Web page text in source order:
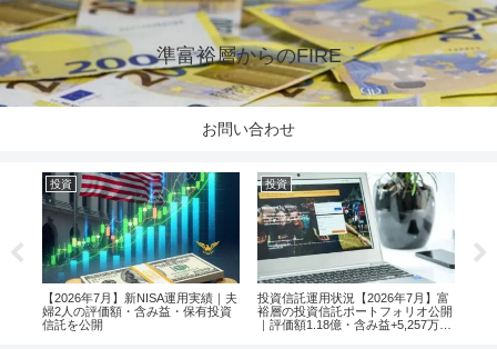
準富裕層からのFIRE
お問い合わせ
投資
【2026年7月】新NISA運用実績｜夫
婦2人の評価額・含み益・保有投資
信託を公開
投資
投資信託運用状況【2026年7月】富
裕層の投資信託ポートフォリオ公開
｜評価額1.18億・含み益+5,257万円